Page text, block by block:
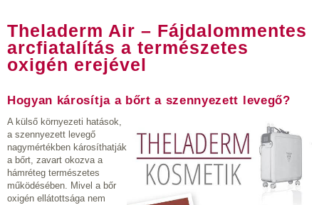
Theladerm Air – Fájdalommentes
arcfiatalítás a természetes
oxigén erejével
Hogyan károsítja a bőrt a szennyezett levegő?
A külső környezeti hatások,
a szennyezett levegő
nagymértékben károsíthatják
a bőrt, zavart okozva a
hámréteg természetes
működésében. Mivel a bőr
oxigén ellátottsága nem